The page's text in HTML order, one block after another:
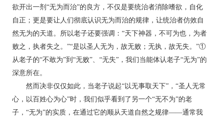
欲开出一剂“无为而治”的良方，不仅是要统治者消除嗜欲，自化
自正；更是要让人们彻底认识无为而治的规律，让统治者仿效自
然无为的天道。所以老子还要强调：“天下神器，不可为也，为者
败之，执者失之。”“是以圣人无为，故无败；无执，故无失。”①
从老子的“不敢为”到“无败”、“无失”，我们当能体认老子“无为”的
深意所在。
然而决非仅仅如此，当老子说起“以无事取天下”，“圣人无常
心，以百姓心为心”时，我们似乎看到了另一个“无不为”的老
子，“无为”的实质，在通过它的顺从天道自然之规律——通常我